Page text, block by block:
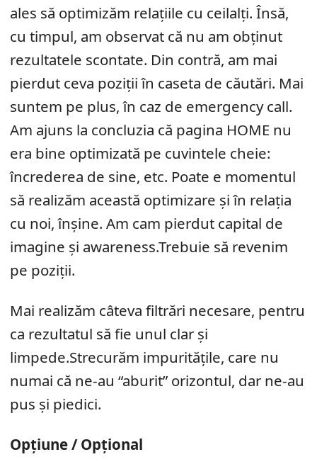
ales să optimizăm relațiile cu ceilalți. Însă,
cu timpul, am observat că nu am obținut
rezultatele scontate. Din contră, am mai
pierdut ceva poziții în caseta de căutări. Mai
suntem pe plus, în caz de emergency call.
Am ajuns la concluzia că pagina HOME nu
era bine optimizată pe cuvintele cheie:
încrederea de sine, etc. Poate e momentul
să realizăm această optimizare și în relația
cu noi, înșine. Am cam pierdut capital de
imagine și awareness.Trebuie să revenim
pe poziții.
Mai realizăm câteva filtrări necesare, pentru
ca rezultatul să fie unul clar și
limpede.Strecurăm impuritățile, care nu
numai că ne-au “aburit” orizontul, dar ne-au
pus și piedici.
Opțiune / Opțional